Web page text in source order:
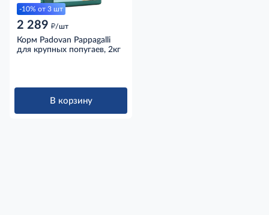
-10% от 3 шт
2 289 д/шт
Корм Padovan Pappagalli
для крупных попугаев, 2кг
В корзину